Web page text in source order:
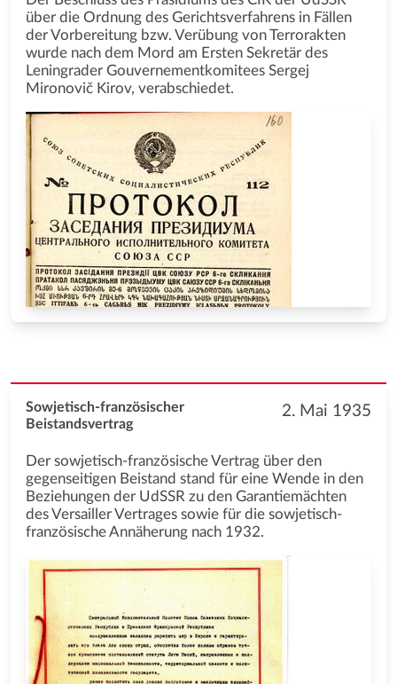
über die Ordnung des Gerichtsverfahrens in Fällen
der Vorbereitung bzw. Verübung von Terrorakten
wurde nach dem Mord am Ersten Sekretär des
Leningrader Gouvernementkomitees Sergej
Mironovič Kirov, verabschiedet.
2. Mai 1935
Sowjetisch-französischer
Beistandsvertrag
Der sowjetisch-französische Vertrag über den
gegenseitigen Beistand stand für eine Wende in den
Beziehungen der UdSSR zu den Garantiemächten
des Versailler Vertrages sowie für die sowjetisch-
französische Annäherung nach 1932.